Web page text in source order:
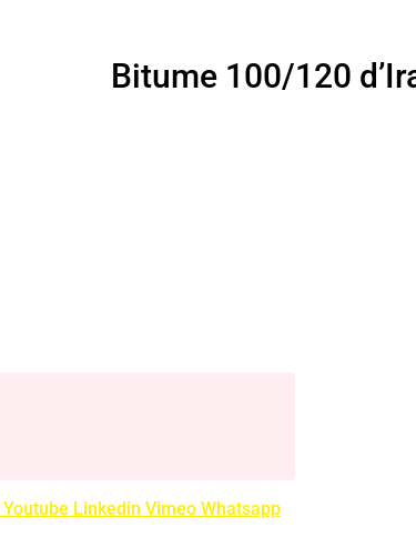
Bitume 100/120
Youtube Linkedin Vimeo Whatsapp